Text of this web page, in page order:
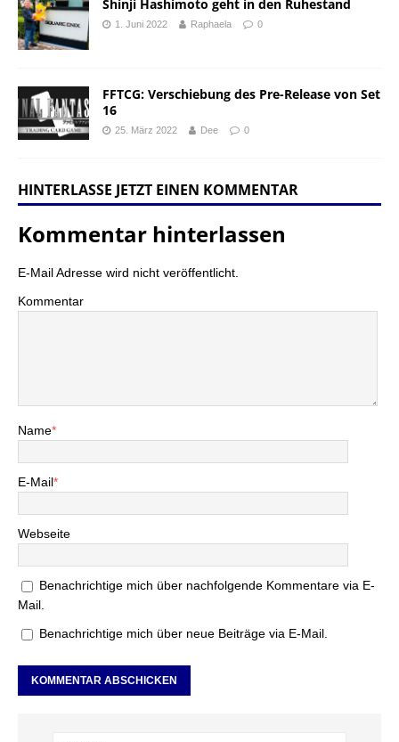
Shinji Hashimoto geht in den Ruhestand
1. Juni 2022 Raphaela 0
FFTCG: Verschiebung des Pre-Release von Set
16
25. März 2022 Dee 0
HINTERLASSE JETZT EINEN KOMMENTAR
Kommentar hinterlassen
E-Mail Adresse wird nicht veröffentlicht.
Kommentar
Name*
E-Mail*
Webseite
Benachrichtige mich über nachfolgende Kommentare via E-
Mail.
Benachrichtige mich über neue Beiträge via E-Mail.